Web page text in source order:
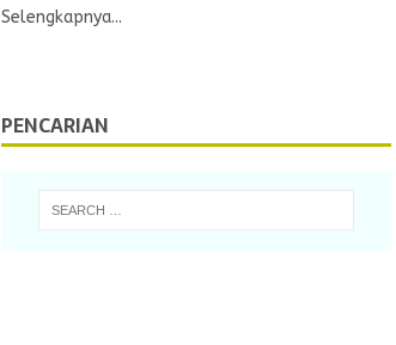
Selengkapnya...
PENCARIAN